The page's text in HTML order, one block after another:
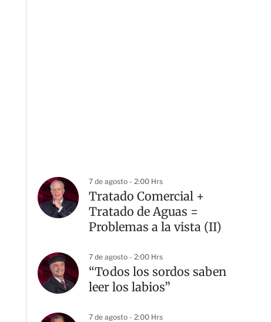
7 de agosto - 2:00 Hrs
Tratado Comercial +
Tratado de Aguas =
Problemas a la vista (II)
7 de agosto - 2:00 Hrs
“Todos los sordos saben
leer los labios”
7 de agosto - 2:00 Hrs